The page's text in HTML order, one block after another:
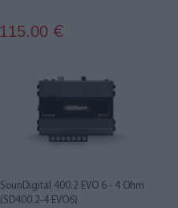
115.00 €
SounDigital 400.2 EVO 6 - 4 Ohm
(SD400.2-4 EVO6)